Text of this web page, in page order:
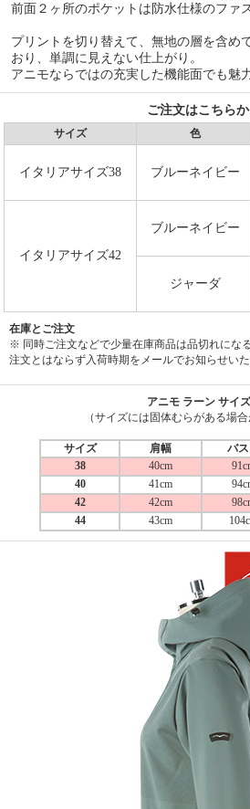
前面２ヶ所のポケットは防水仕様のファ
プリントを切り替えて、無地の層を含め
おり、単調に見えない仕上がり。
アニモならではの充実した機能面でも魅
ご注文はこちら
サイズ 色
イタリアサイズ38 ブルーネイビー
イタリアサイズ42
ブルーネイビー
ジャーダ
在庫とご注文
※ 同時ご注文などで少量在庫商品は品切れにな
注文とはならず入荷時期をメールでお知らせいた
アニモ ラーン サイ
（サイズには固体むらがある場合
サイズ 肩幅 バス
38
40cm
40
41cm
42
42cm
44
43cm